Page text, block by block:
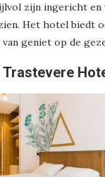
zijn ingericht en
Het hotel biedt
geniet op de